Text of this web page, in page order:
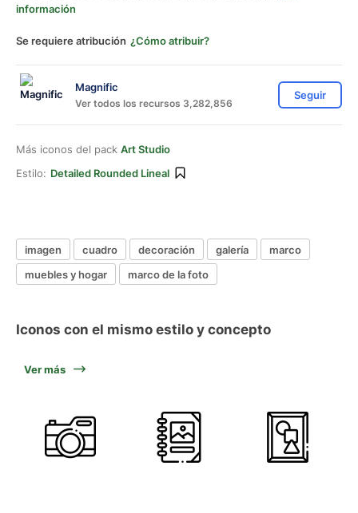
información
Se requiere atribución ¿Cómo atribuir?
Magnific
Ver todos los recursos 3,282,856
Seguir
Más iconos del pack Art Studio
Estilo: Detailed Rounded Lineal
imagen cuadro decoración galería
marco
muebles y hogar
marco de la foto
Iconos con el mismo estilo y concepto
Ver más